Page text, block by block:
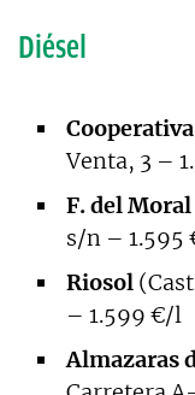
Diésel
Cooperativa
Venta, 3 –
F. del Moral
s/n – 1.595
Riosol
– 1.599 €/l
Almazaras